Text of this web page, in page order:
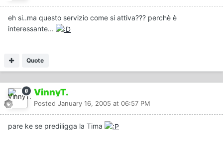
eh si..ma questo servizio come si attiva??? perchè è
interessante...
Quote
VinnyT.
Posted January 16, 2005 at 06:57 PM
pare ke se prediligga la Tima